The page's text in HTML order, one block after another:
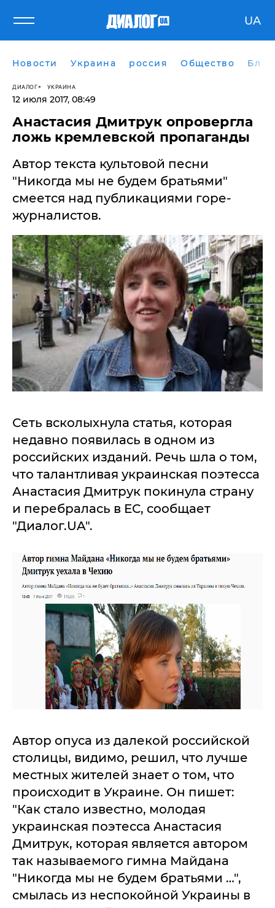
UA
Новости Украина россия Общество
ДИАЛОГ УКРАИНА
12 июля 2017, 08:49
Анастасия Дмитрук опровергла
ложь кремлевской пропаганды
Автор текста культовой песни
"Никогда мы не будем братьями"
смеется над публикациями горе-
журналистов.
Сеть всколыхнула статья, которая
недавно появилась в одном из
российских изданий. Речь шла о том,
что талантливая украинская поэтесса
Анастасия Дмитрук покинула страну
и перебралась в ЕС, сообщает
"Диалог.UA".
Автор опуса из далекой российской
столицы, видимо, решил, что лучше
местных жителей знает о том, что
происходит в Украине. Он пишет:
"Как стало известно, молодая
украинская поэтесса Анастасия
Дмитрук, которая является автором
так называемого гимна Майдана
"Никогда мы не будем братьями …",
смылась из неспокойной Украины в